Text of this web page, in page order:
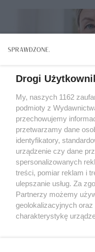
ZWIERZENIA
„Gorzki dżem z
myślałam, że kiedyś
Drogi
My, naszych 1162
podmioty z
przechowujemy
przetwarzamy dane
identyfikatory,
urządzenie czy dane
spersonalizowanych
treści, pomiar reklam i
ulepszanie usług. Za
Partnerzy możemy
geolokalizacyjnych
charakterystykę